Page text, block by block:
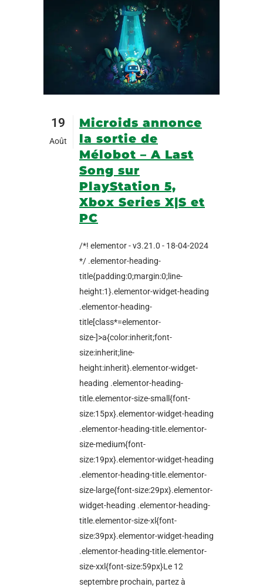
19
Août
Microids annonce
la sortie de
Mélobot – A Last
Song sur
PlayStation 5,
Xbox Series X|S et
PC
/*! elementor - v3.21.0 - 18-04-2024
*/ .elementor-heading-
title{padding:0;margin:0;line-
height:1}.elementor-widget-heading
.elementor-heading-
title[class*=elementor-
size-]>a{color:inherit;font-
size:inherit;line-
height:inherit}.elementor-widget-
heading .elementor-heading-
title.elementor-size-small{font-
size:15px}.elementor-widget-heading
.elementor-heading-title.elementor-
size-medium{font-
size:19px}.elementor-widget-heading
.elementor-heading-title.elementor-
size-large{font-size:29px}.elementor-
widget-heading .elementor-heading-
title.elementor-size-xl{font-
size:39px}.elementor-widget-heading
.elementor-heading-title.elementor-
size-xxl{font-size:59px}Le 12
septembre prochain, partez à